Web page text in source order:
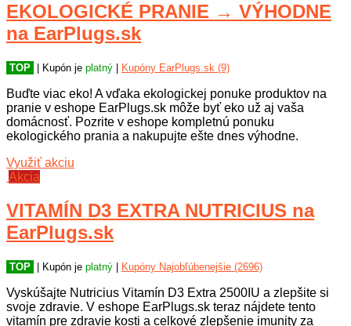
EKOLOGICKÉ PRANIE → VÝHODNE
na EarPlugs.sk
TOP | Kupón je platný Kupóny EarPlugs.sk (9)
Buďte viac eko! A vďaka ekologickej ponuke produktov na
pranie v eshope EarPlugs.sk môže byť eko už aj vaša
domácnosť. Pozrite v eshope kompletnú ponuku
ekologického prania a nakupujte ešte dnes výhodne.
Využiť akciu
Akcia
VITAMÍN D3 EXTRA NUTRICIUS na
EarPlugs.sk
TOP | Kupón je platný Kupóny Najobľúbenejšie (2696)
Vyskúšajte Nutricius Vitamín D3 Extra 2500IU a zlepšite si
svoje zdravie. V eshope EarPlugs.sk teraz nájdete tento
vitamín pre zdravie kosti a celkové zlepšenie imunity za